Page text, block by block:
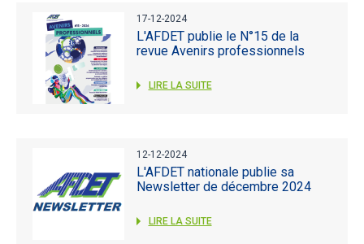
17-12-2024
L'AFDET publie le N°15 de la
revue Avenirs professionnels
LIRE LA SUITE
12-12-2024
L'AFDET nationale publie sa
Newsletter de décembre 2024
LIRE LA SUITE